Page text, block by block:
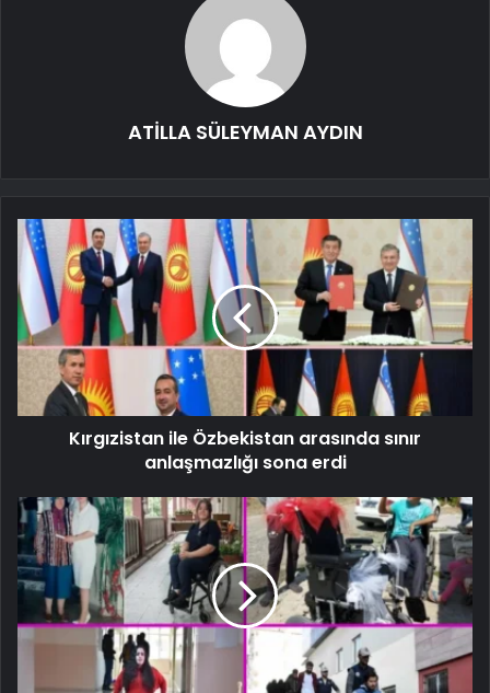
ATİLLA SÜLEYMAN AYDIN
Kırgızistan ile Özbekistan arasında sınır
anlaşmazlığı sona erdi